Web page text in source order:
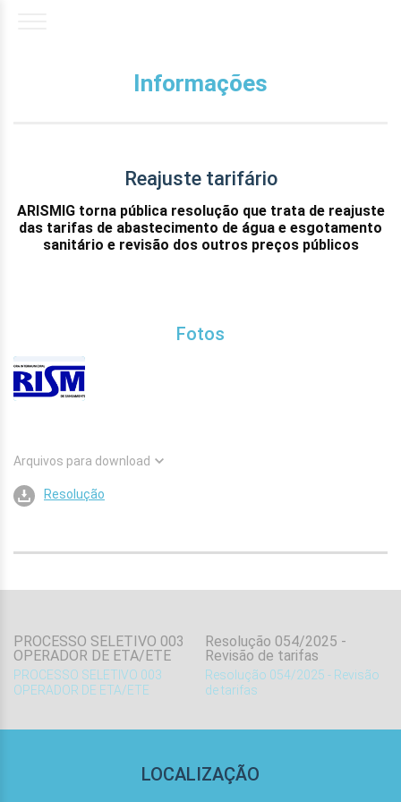
Informações
Reajuste tarifário
ARISMIG torna pública resolução que trata de reajuste
das tarifas de abastecimento de água e esgotamento
sanitário e revisão dos outros preços públicos
Fotos
Arquivos para download
Resolução
PROCESSO SELETIVO 003
OPERADOR DE ETA/ETE
PROCESSO SELETIVO 003
OPERADOR DE ETA/ETE
Resolução 054/2025 -
Revisão de tarifas
Resolução 054/2025 - Revisão
de tarifas
LOCALIZAÇÃO